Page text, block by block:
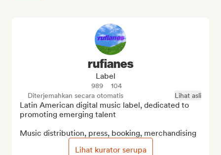
rufianes
Label
989
104
Diterjemahkan secara otomatis
Lihat asli
Latin American digital music label, dedicated to
promoting emerging talent
Music distribution, press, booking, merchandising
Lihat kurator serupa